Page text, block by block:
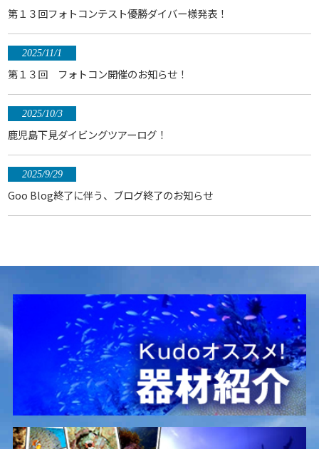
第１３回フォトコンテスト優勝ダイバー様発表！
2025/11/1
第１３回 フォトコン開催のお知らせ！
2025/10/3
鹿児島下見ダイビングツアーログ！
2025/9/29
Goo Blog終了に伴う、ブログ終了のお知らせ